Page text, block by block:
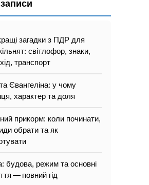
загадки з ПДР для
світлофор, знаки,
транспорт
Євангеліна: у чому
характер та доля
прикорм: коли починати,
обрати та як
будова, режим та основні
— повний гід